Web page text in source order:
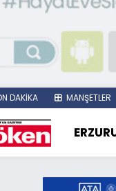
DAKİKA MANŞETLER